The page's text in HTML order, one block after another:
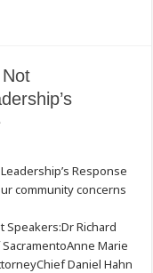
Response
community concerns
Richard
Marie
Daniel Hahn